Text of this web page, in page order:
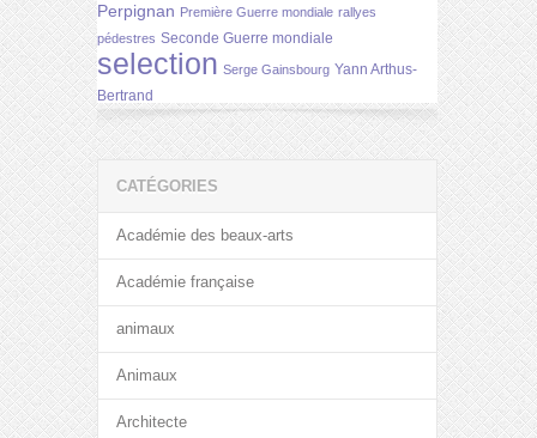
Perpignan Première Guerre mondiale rallyes
pédestres Seconde Guerre mondiale
selection Serge Gainsbourg Yann Arthus-
Bertrand
CATÉGORIES
Académie des beaux-arts
Académie française
animaux
Animaux
Architecte